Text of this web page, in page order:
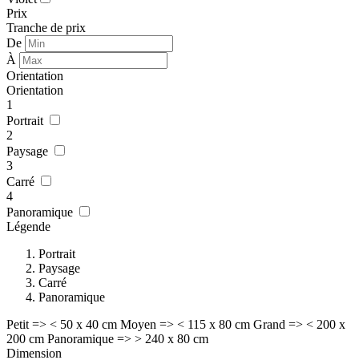
Prix
Tranche de prix
De
À
Orientation
Orientation
1
Portrait
2
Paysage
3
Carré
4
Panoramique
Légende
Portrait
Paysage
Carré
Panoramique
Petit => < 50 x 40 cm Moyen => < 115 x 80 cm Grand => < 200 x
200 cm Panoramique => > 240 x 80 cm
Dimension